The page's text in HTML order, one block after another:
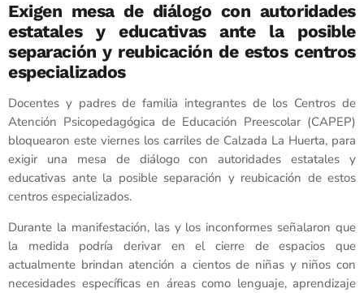
Exigen mesa de diálogo con autoridades
estatales y educativas ante la posible
separación y reubicación de estos centros
especializados
Docentes y padres de familia integrantes de los Centros de
Atención Psicopedagógica de Educación Preescolar (CAPEP)
bloquearon este viernes los carriles de Calzada La Huerta, para
exigir una mesa de diálogo con autoridades estatales y
educativas ante la posible separación y reubicación de estos
centros especializados.
Durante la manifestación, las y los inconformes señalaron que
la medida podría derivar en el cierre de espacios que
actualmente brindan atención a cientos de niñas y niños con
necesidades específicas en áreas como lenguaje, aprendizaje